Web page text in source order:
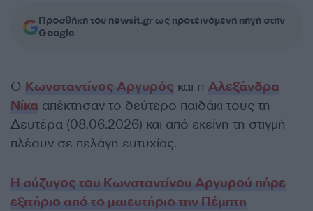
Προσθήκη του newsit.gr ως προτεινόμενη πηγή στην
Google
Ο Κωνσταντίνος Αργυρός και η Αλεξάνδρα
Νίκα απέκτησαν το δεύτερο παιδάκι τους τη
Δευτέρα (08.06.2026) και από εκείνη τη στιγμή
πλέουν σε πελάγη ευτυχίας.
Η σύζυγος του Κωνσταντίνου Αργυρού πήρε
εξιτήριο από το μαιευτήριο την Πέμπτη